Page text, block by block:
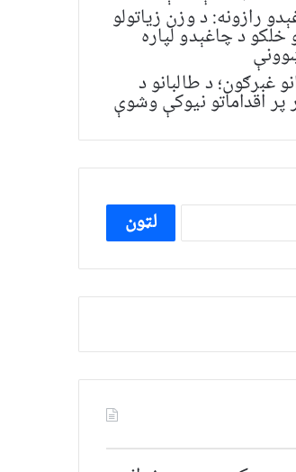
رازونه: د وزن زیاتولو
خلکو د چاغېدو لپاره
غبرګون؛ د طالبانو د
پر اقداماتو نیوکې وشوې
ددی
لپاره
لټون: